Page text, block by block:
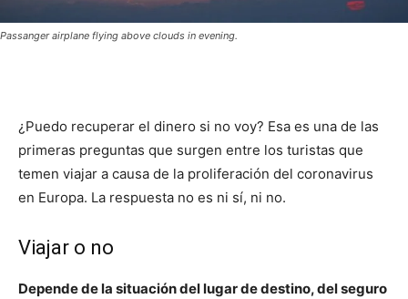
Passanger airplane flying above clouds in evening.
¿Puedo recuperar el dinero si no voy? Esa es una de las
primeras preguntas que surgen entre los turistas que
temen viajar a causa de la proliferación del coronavirus
en Europa. La respuesta no es ni sí, ni no.
Viajar o no
Depende de la situación del lugar de destino, del seguro